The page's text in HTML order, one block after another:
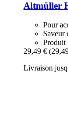
Altmüller
Pour
Saveur
Produit
29,49 €
Livraison